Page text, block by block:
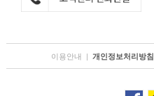
이용안내 | 개인정보처리방침